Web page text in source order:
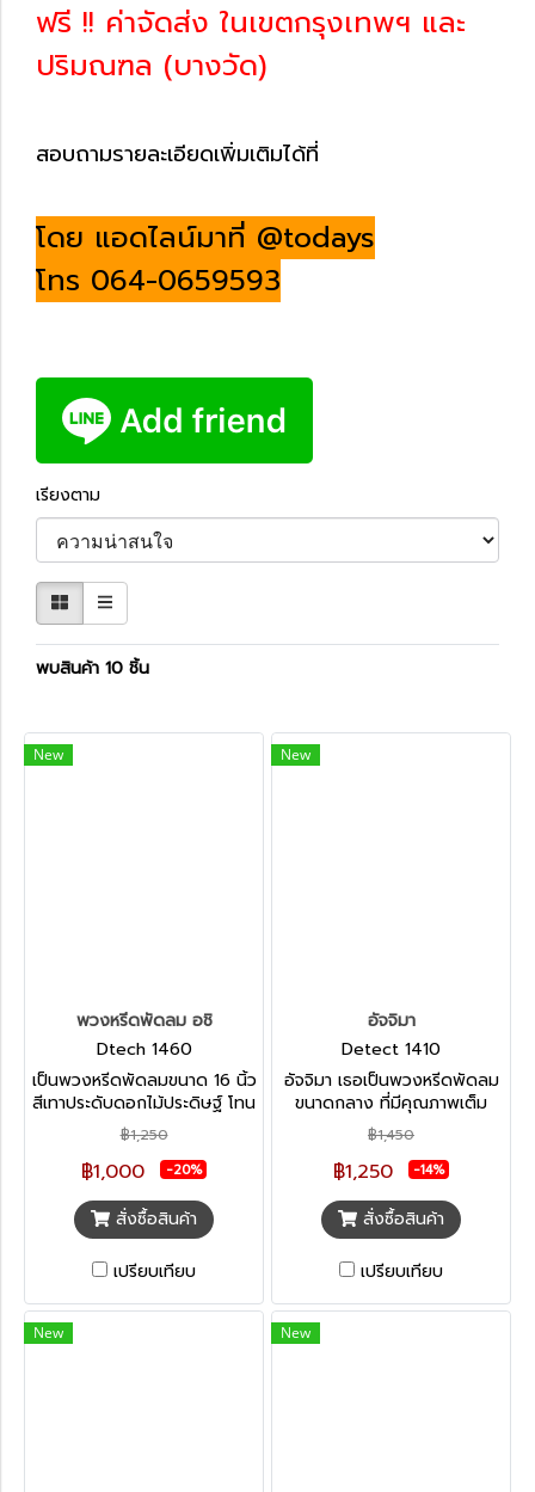
ฟรี !! ค่าจัดส่ง ในเขตกรุงเทพฯ และ
ปริมณฑล (บางวัด)
สอบถามรายละเอียดเพิ่มเติมได้ที่
โดย แอดไลน์มาที่ @todays
โทร 064-0659593
เรียงตาม
พบสินค้า 10 ชิ้น
New
พวงหรีดพัดลม อชิ
Dtech 1460
เป็นพวงหรีดพัดลมขนาด 16 นิ้ว
สีเทาประดับดอกไม้ประดิษฐ์ โทน
สีม่วง เหมาะกับการไว้อาลัยทุก
แบบ
฿1,250
฿1,000 -20%
สั่งซื้อสินค้า
เปรียบเทียบ
New
อัจจิมา
Detect 1410
อัจจิมา เธอเป็นพวงหรีดพัดลม
ขนาดกลาง ที่มีคุณภาพเต็ม
เปี่ยมจัดตกแต่งด้วยดอกไม้
ประดิษฐ์เพื่อตอบโจทย์กับ
พวงหรีดพัดลม หมดปัญหาน้ำ
฿1,450
฿1,250 -14%
สั่งซื้อสินค้า
เปรียบเทียบ
New New